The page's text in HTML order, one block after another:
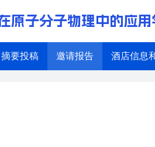
原子分子物理中的应
摘要投稿 邀请报告 酒店信息